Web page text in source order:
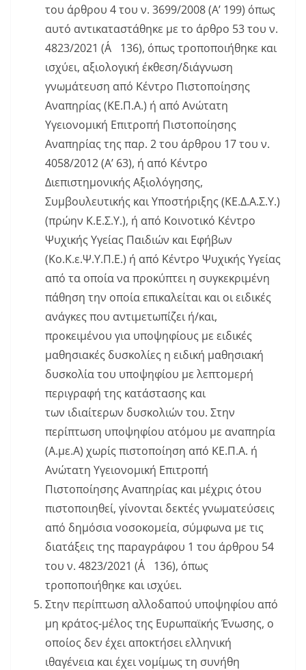
του άρθρου 4 του ν. 3699/2008 (Α’ 199) όπως
αυτό αντικαταστάθηκε με το άρθρο 53 του ν.
4823/2021 (Α΄ 136), όπως τροποποιήθηκε και
ισχύει, αξιολογική έκθεση/διάγνωση
γνωμάτευση από Κέντρο Πιστοποίησης
Αναπηρίας (ΚΕ.Π.Α.) ή από Ανώτατη
Υγειονομική Επιτροπή Πιστοποίησης
Αναπηρίας της παρ. 2 του άρθρου 17 του ν.
4058/2012 (Α’ 63), ή από Κέντρο
Διεπιστημονικής Αξιολόγησης,
Συμβουλευτικής και Υποστήριξης (ΚΕ.Δ.Α.Σ.Υ.)
(πρώην Κ.Ε.Σ.Υ.), ή από Κοινοτικό Κέντρο
Ψυχικής Υγείας Παιδιών και Εφήβων
(Κο.Κ.ε.Ψ.Υ.Π.Ε.) ή από Κέντρο Ψυχικής Υγείας
από τα οποία να προκύπτει η συγκεκριμένη
πάθηση την οποία επικαλείται και οι ειδικές
ανάγκες που αντιμετωπίζει ή/και,
προκειμένου για υποψηφίους με ειδικές
μαθησιακές δυσκολίες η ειδική μαθησιακή
δυσκολία του υποψηφίου με λεπτομερή
περιγραφή της κατάστασης και
των ιδιαίτερων δυσκολιών του. Στην
περίπτωση υποψηφίου ατόμου με αναπηρία
(Α.με.Α) χωρίς πιστοποίηση από ΚΕ.Π.Α. ή
Ανώτατη Υγειονομική Επιτροπή
Πιστοποίησης Αναπηρίας και μέχρις ότου
πιστοποιηθεί, γίνονται δεκτές γνωματεύσεις
από δημόσια νοσοκομεία, σύμφωνα με τις
διατάξεις της παραγράφου 1 του άρθρου 54
του ν. 4823/2021 (Α΄ 136), όπως
τροποποιήθηκε και ισχύει.
Στην περίπτωση αλλοδαπού υποψηφίου από
μη κράτος-μέλος της Ευρωπαϊκής Ένωσης, ο
οποίος δεν έχει αποκτήσει ελληνική
ιθαγένεια και έχει νομίμως τη συνήθη